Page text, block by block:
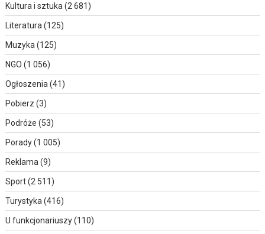
Kultura i sztuka (2 681)
Literatura (125)
Muzyka (125)
NGO (1 056)
Ogłoszenia (41)
Pobierz (3)
Podróże (53)
Porady(1 005)
Reklama (9)
Sport(2 511)
Turystyka (416)
U funkcjonariuszy(110)